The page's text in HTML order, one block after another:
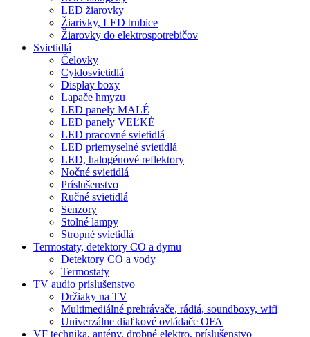
LED žiarovky
Žiarivky, LED trubice
Žiarovky do elektrospotrebičov
Svietidlá
Čelovky
Cyklosvietidlá
Display boxy
Lapače hmyzu
LED panely MALÉ
LED panely VEĽKÉ
LED pracovné svietidlá
LED priemyselné svietidlá
LED, halogénové reflektory
Nočné svietidlá
Príslušenstvo
Ručné svietidlá
Senzory
Stolné lampy
Stropné svietidlá
Termostaty, detektory CO a dymu
Detektory CO a vody
Termostaty
TV audio príslušenstvo
Držiaky na TV
Multimediálné prehrávače, rádiá, soundboxy, wifi
Univerzálne diaľkové ovládače OFA
VF technika, antény, drobné elektro, príslušenstvo